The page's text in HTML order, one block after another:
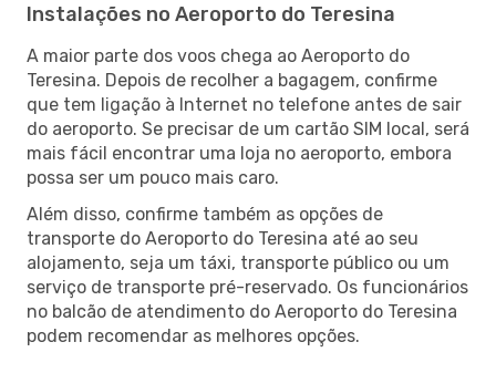
Instalações no Aeroporto do Teresina
A maior parte dos voos chega ao Aeroporto do
Teresina. Depois de recolher a bagagem, confirme
que tem ligação à Internet no telefone antes de sair
do aeroporto. Se precisar de um cartão SIM local, será
mais fácil encontrar uma loja no aeroporto, embora
possa ser um pouco mais caro.
Além disso, confirme também as opções de
transporte do Aeroporto do Teresina até ao seu
alojamento, seja um táxi, transporte público ou um
serviço de transporte pré-reservado. Os funcionários
no balcão de atendimento do Aeroporto do Teresina
podem recomendar as melhores opções.